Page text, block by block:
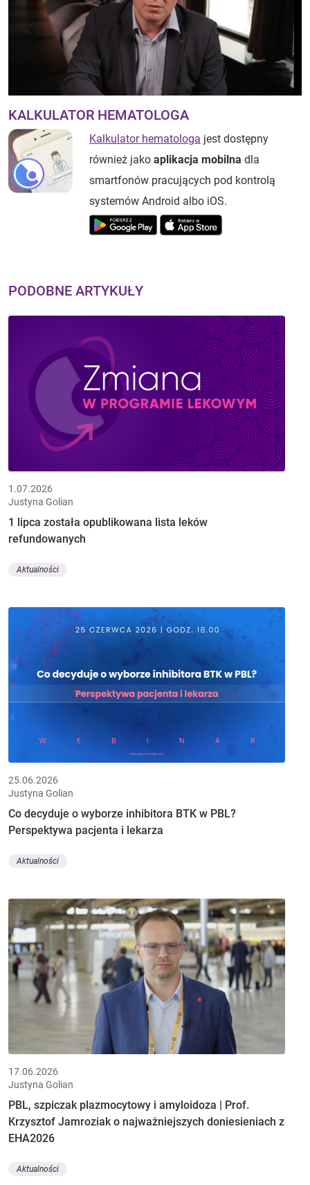
KALKULATOR HEMATOLOGA
Kalkulator hematologa jest dostępny
również jako aplikacja mobilna dla
smartfonów pracujących pod kontrolą
systemów Android albo iOS.
PODOBNE ARTYKUŁY
1.07.2026
Justyna Golian
1 lipca została opublikowana lista leków
refundowanych
Aktualności
25.06.2026
Justyna Golian
Co decyduje o wyborze inhibitora BTK w PBL?
Perspektywa pacjenta i lekarza
Aktualności
17.06.2026
Justyna Golian
PBL, szpiczak plazmocytowy i amyloidoza | Prof.
Krzysztof Jamroziak o najważniejszych doniesieniach z
EHA2026
Aktualności